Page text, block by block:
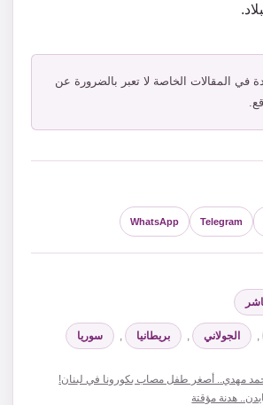
في المقالات الخاصة لا تعبر بالضرورة عن
Telegram
WhatsApp
الجولاني بريطانيا سوريا
مهدي.. أصغر طفل مصاب بكورونا في لبنان!
هدنة مؤقتة